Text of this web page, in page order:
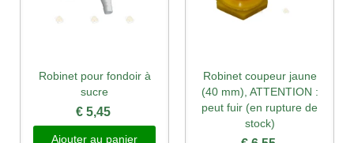
Robinet pour fondoir à
sucre
€ 5,45
Ajouter au panier
Robinet coupeur jaune
(40 mm), ATTENTION :
peut fuir (en rupture de
stock)